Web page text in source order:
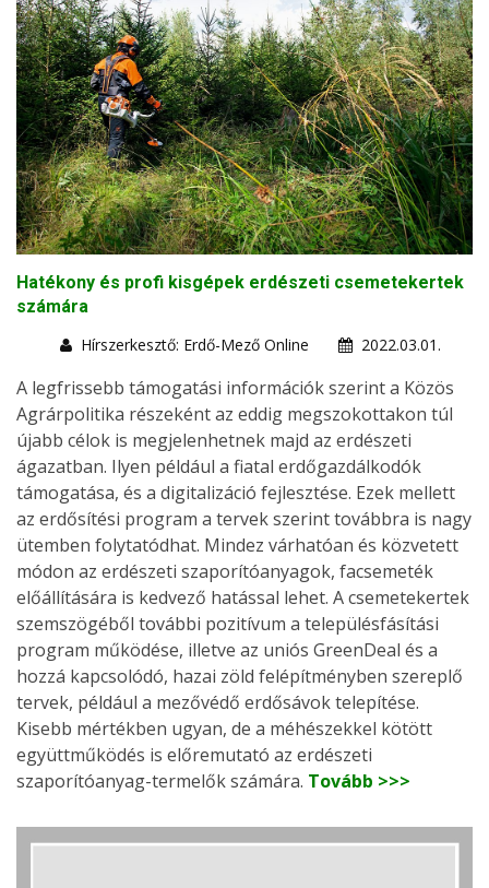
Hatékony és profi kisgépek erdészeti csemetekertek
számára
Hírszerkesztő: Erdő-Mező Online
2022.03.01.
A legfrissebb támogatási információk szerint a Közös
Agrárpolitika részeként az eddig megszokottakon túl
újabb célok is megjelenhetnek majd az erdészeti
ágazatban. Ilyen például a fiatal erdőgazdálkodók
támogatása, és a digitalizáció fejlesztése. Ezek mellett
az erdősítési program a tervek szerint továbbra is nagy
ütemben folytatódhat. Mindez várhatóan és közvetett
módon az erdészeti szaporítóanyagok, facsemeték
előállítására is kedvező hatással lehet. A csemetekertek
szemszögéből további pozitívum a településfásítási
program működése, illetve az uniós GreenDeal és a
hozzá kapcsolódó, hazai zöld felépítményben szereplő
tervek, például a mezővédő erdősávok telepítése.
Kisebb mértékben ugyan, de a méhészekkel kötött
együttműködés is előremutató az erdészeti
szaporítóanyag-termelők számára. Tovább >>>